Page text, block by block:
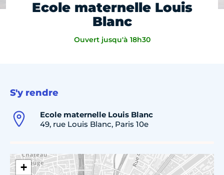
Ecole maternelle Louis
Blanc
Ouvert jusqu'à 18h30
S'y rendre
Ecole maternelle Louis Blanc
49, rue Louis Blanc, Paris 10e
+